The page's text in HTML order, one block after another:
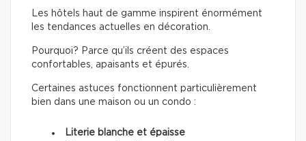
Les hôtels haut de gamme inspirent énormément
les tendances actuelles en décoration.
Pourquoi? Parce qu’ils créent des espaces
confortables, apaisants et épurés.
Certaines astuces fonctionnent particulièrement
bien dans une maison ou un condo :
Literie blanche et épaisse